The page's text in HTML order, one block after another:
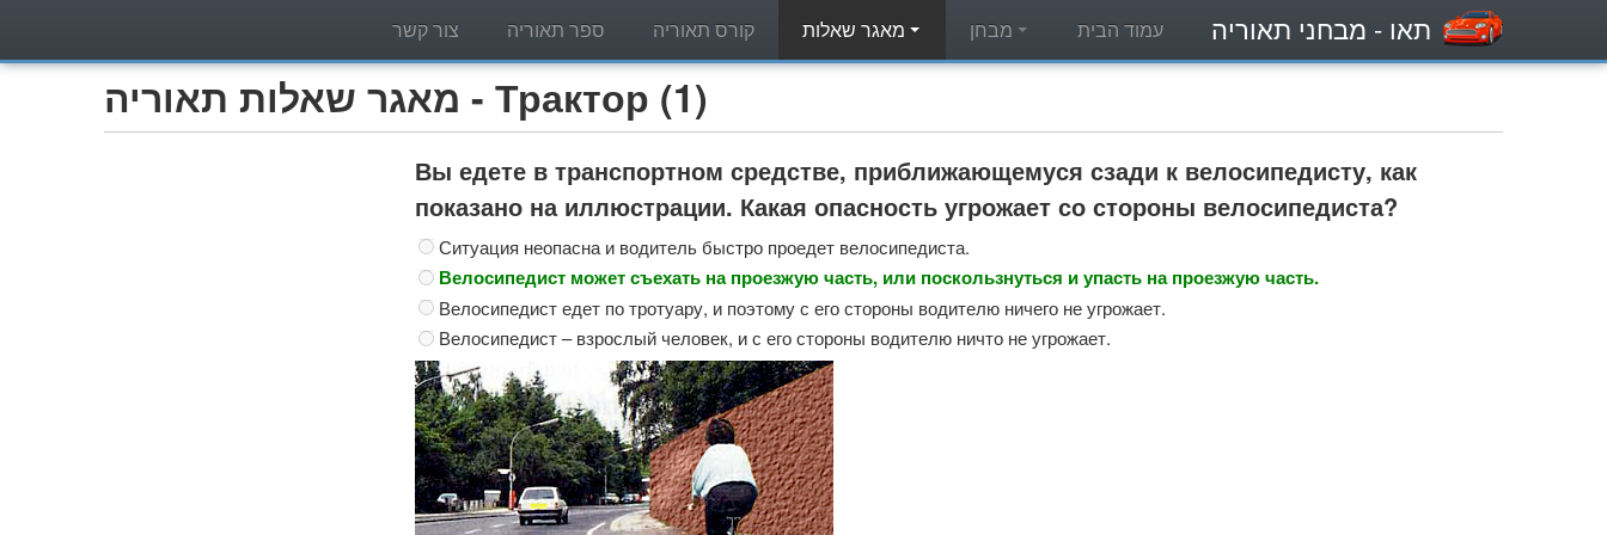
תאו - מבחני תאוריה עמוד הבית קורס תאוריה ספר תאוריה צור קשר
מאגר שאלות תאוריה - Трактор (1)
Вы едете в транспортном средстве, приближающемуся сзади к велосипедисту, как
показано на иллюстрации. Какая опасность угрожает со стороны велосипедиста?
Ситуация неопасна и водитель быстро проедет велосипедиста.
Велосипедист может съехать на проезжую часть, или поскользнуться и упасть на проезжую часть.
Велосипедист едет по тротуару, и поэтому с его стороны водителю ничего не угрожает.
Велосипедист – взрослый человек, и с его стороны водителю ничто не угрожает.